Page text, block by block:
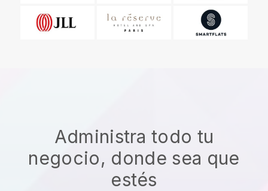
Administra todo tu
negocio, donde sea que
estés